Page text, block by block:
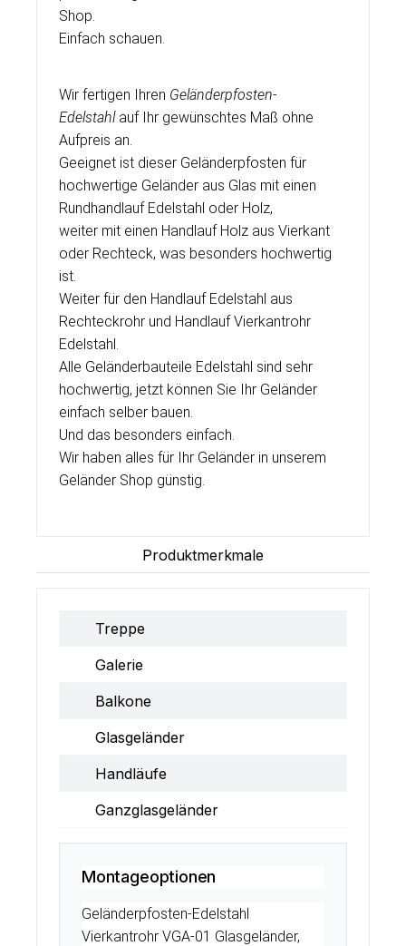
Shop.
Einfach schauen.
Wir fertigen Ihren Geländerpfosten-
Edelstahlauf Ihr gewünschtes Maß ohne
Aufpreis an.
Geeignet ist dieser Geländerpfosten für
hochwertige Geländer aus Glas mit einen
Rundhandlauf Edelstahl oder Holz,
weiter mit einen Handlauf Holz aus Vierkant
oder Rechteck, was besonders hochwertig
ist.
Weiter für den Handlauf Edelstahl aus
Rechteckrohr und Handlauf Vierkantrohr
Edelstahl.
Alle Geländerbauteile Edelstahl sind sehr
hochwertig, jetzt können Sie Ihr Geländer
einfach selber bauen.
Und das besonders einfach.
Wir haben alles für Ihr Geländer in unserem
Geländer Shop günstig.
Produktmerkmale
Treppe
Galerie
Balkone
Glasgeländer
Handläufe
Ganzglasgeländer
Montageoptionen
Geländerpfosten-Edelstahl
Vierkantrohr VGA-01 Glasgeländer,